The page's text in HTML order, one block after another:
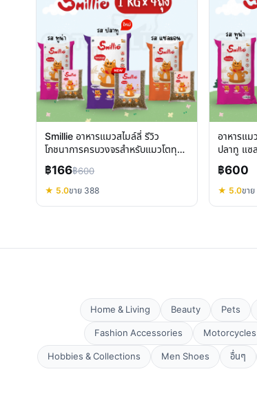
Smillie อาหารแมวสไมล์ลี่ รีวิว
โภชนาการครบวงจรสำหรับแมวโตทุก
สายพันธุ์
฿166฿600
★ 5.0ขาย 388
อาหารแ
ปลาทู แซ
กลิ่น
฿600
★ 5.0ขา
Home & Living Beauty Pets
Fashion Accessories
Motorcycles
Hobbies & Collections
Men Shoes อื่นๆ